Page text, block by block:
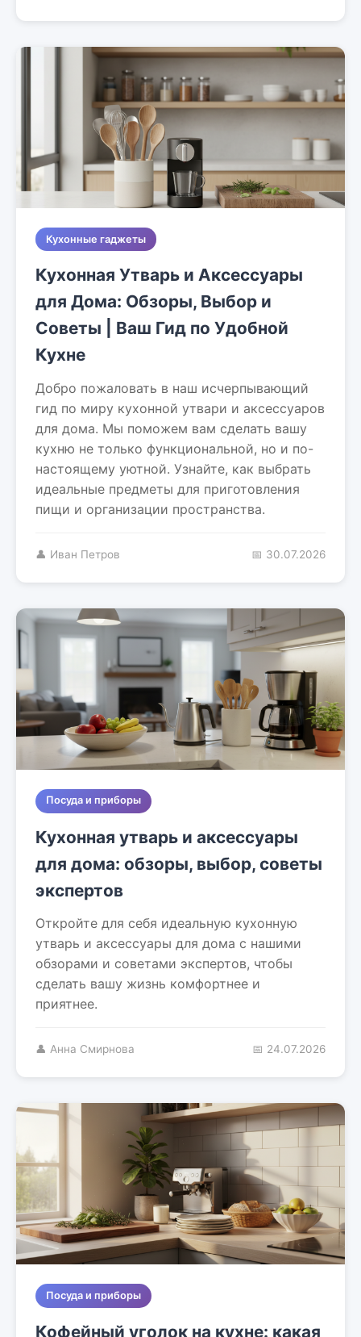
Кухонные гаджеты
Кухонная Утварь и Аксессуары
для Дома: Обзоры, Выбор и
Советы | Ваш Гид по Удобной
Кухне
Добро пожаловать в наш исчерпывающий
гид по миру кухонной утвари и аксессуаров
для дома. Мы поможем вам сделать вашу
кухню не только функциональной, но и по-
настоящему уютной. Узнайте, как выбрать
идеальные предметы для приготовления
пищи и организации пространства.
👤 Иван Петров 📅 30.07.2026
Посуда и приборы
Кухонная утварь и аксессуары
для дома: обзоры, выбор, советы
экспертов
Откройте для себя идеальную кухонную
утварь и аксессуары для дома с нашими
обзорами и советами экспертов, чтобы
сделать вашу жизнь комфортнее и
приятнее.
👤 Анна Смирнова 📅 24.07.2026
Посуда и приборы
Кофейный уголок на кухне: какая